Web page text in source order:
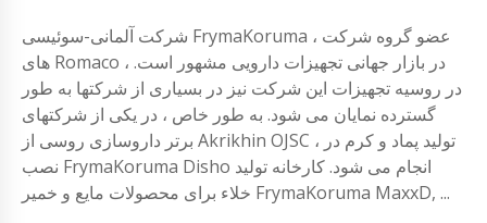
شرکت آلمانی-سوئیسی FrymaKoruma ، عضو گروه شرکت
های Romaco ، در بازار جهانی تجهیزات دارویی مشهور است.
در روسیه تجهیزات این شرکت نیز در بسیاری از شرکتها به طور
گسترده نمایان می شود. به طور خاص ، در یکی از شرکتهای
برتر داروسازی روسی از Akrikhin OJSC ، تولید پماد و کرم در
نصب FrymaKoruma Disho انجام می شود. کارخانه تولید
خلاء برای محصولات مایع و خمیر FrymaKoruma MaxxD, ...